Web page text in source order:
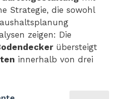
Strategie, die sowohl
zeigen: Die
übersteigt
innerhalb von drei